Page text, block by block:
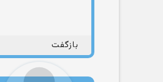
بازگفت